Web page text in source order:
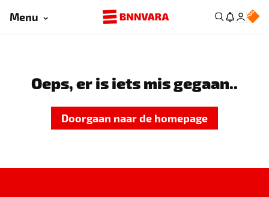
Menu
Oeps, er is iets mis gegaan..
Doorgaan naar de homepage